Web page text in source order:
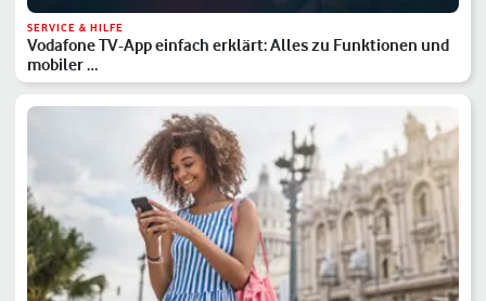
SERVICE & HILFE
Vodafone TV-App einfach erklärt: Alles zu Funktionen und
mobiler …